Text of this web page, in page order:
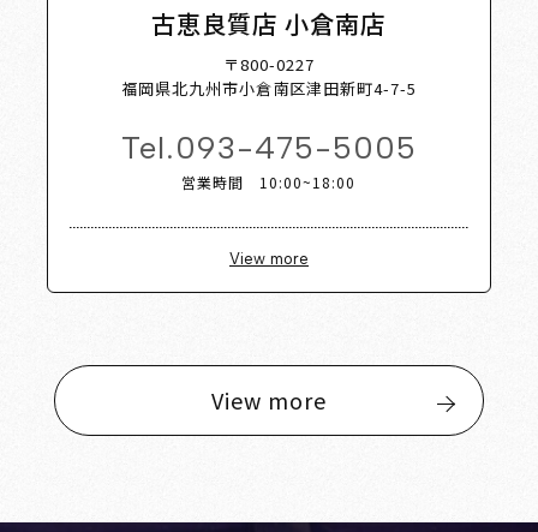
古恵良質店 小倉南店
〒800-0227
福岡県北九州市小倉南区津田新町4-7-5
Tel.093-475-5005
営業時間 10:00~18:00
View more
View more